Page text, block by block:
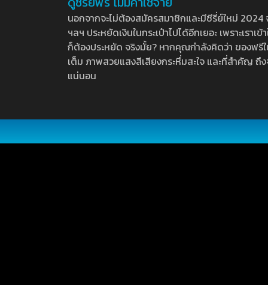
นอกจากจะไม่ต้องสมัครสมาชิกและมีซีรี่ย์ใหม่
ฯลฯ ประหยัดเงินในกระเป๋าไปได้อีกเยอะ เพราะเร
ก็ต้องประหยัด จริงมั้ย? หากคุณกำลังคิดว่า ของฟ
เต็ม ภาพสวยแสงสีเสียงกระหึ่มสะใจ และที่สำคัญ
แน่นอน